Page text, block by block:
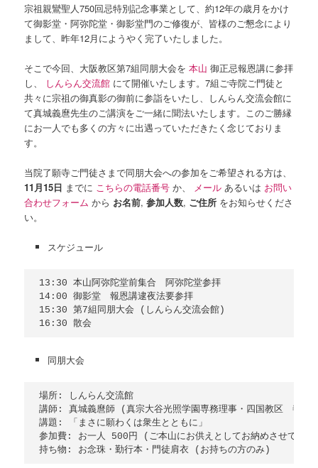
宗祖親鸞聖人750回忌特別記念事業として、約12年の歳月をかけ
て御影堂・阿弥陀堂・御影堂門のご修復が、皆様のご懇念により
まして、昨年12月にようやく完了いたしました。
そこで今回、大阪教区第7組同朋大会を本山 御正忌報恩講に参拝
し、
しんらん交流館 にて開催いたします。7組ご寺院ご門徒と
共々に宗祖の御真影の御前に参詣をいたし、しんらん交流会館に
て真城義麿先生のご講演をご一緒に聞法いたします。このご勝縁
にお一人でも多くの方々に出遇っていただきたく念じておりま
す。
当院了願寺ご門徒さまで同朋大会への参加をご希望される方は、
11月15日 までに こちらの電話番号 か、 メール あるいは お問い
合わせフォーム から お名前,参加人数, ご住所 をお知らせくださ
い。
スケジュール
13:30 本山阿弥陀堂前集合　阿弥陀堂参拝
14:00 御影堂　報恩講逮夜法要参拝
15:30 第7組同朋大会 (しんらん交流会館)
同朋大会
場所: しんらん交流館
講師: 真城義麿師 (真宗大谷光照学園専務理事・四国教区　善照
講題: 「まさに願わくは衆生とともに」
参加費: お一人 500円 (ご本山にお供えとしてお納めさせていた